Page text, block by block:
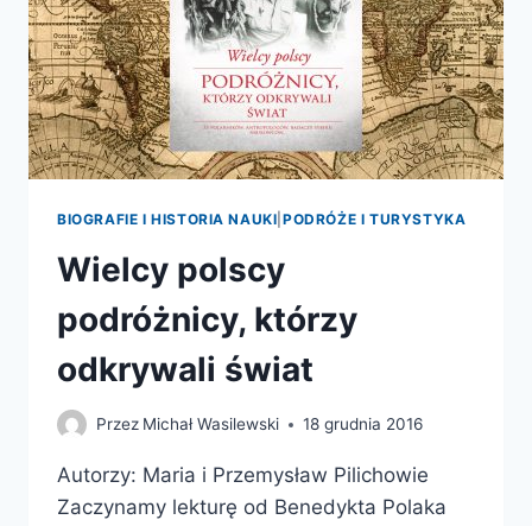
BIOGRAFIE I HISTORIA NAUKI |PODRÓŻE I TURYSTYKA
Wielcy polscy
podróżnicy, którzy
odkrywali świat
Przez Michał Wasilewski 18 grudnia 2016
Autorzy: Maria i Przemysław Pilichowie
Zaczynamy lekturę od Benedykta Polaka